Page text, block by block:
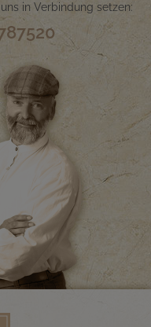
in Verbindung setzen: